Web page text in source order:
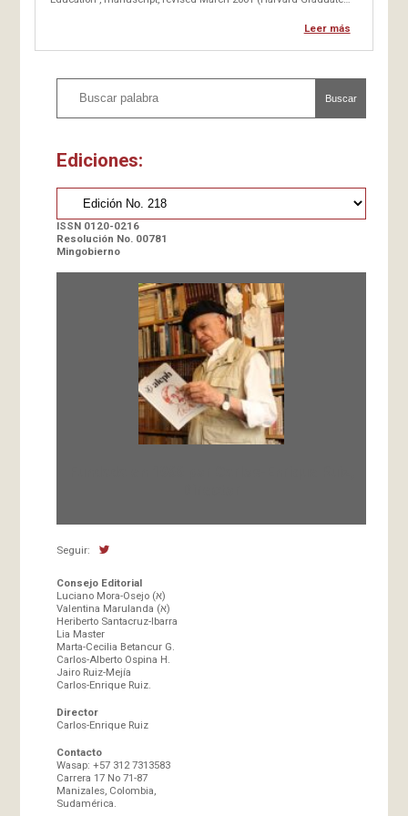
conversaciones con sus colegas Gavriel Salomón, de Israel, y
Carlos Vasco, de Colombia.]] afirma que «somos prisioneros de
la…
Leer más
Buscar
Ediciones:
ISSN 0120-0216
Resolución No. 00781
Mingobierno
Seguir:
Consejo Editorial
Luciano Mora-Osejo (א)
Valentina Marulanda (א)
Heriberto Santacruz-Ibarra
Lia Master
Marta-Cecilia Betancur G.
Carlos-Alberto Ospina H.
Jairo Ruiz-Mejía
Carlos-Enrique Ruiz.
Director
Carlos-Enrique Ruiz
Contacto
Wasap: +57 312 7313583
Carrera 17 No 71-87
Manizales, Colombia,
Sudamérica.